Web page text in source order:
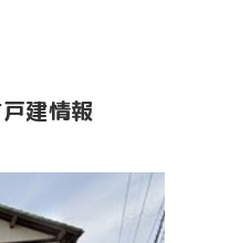
建情報